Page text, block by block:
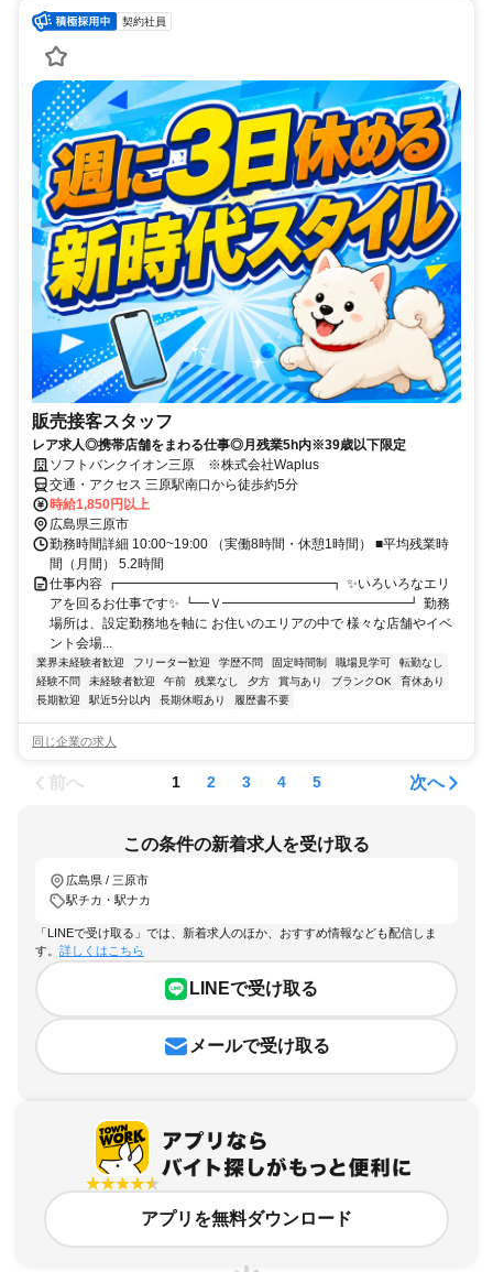
契約社員
販売接客スタッフ
レア求人◎携帯店舗をまわる仕事◎月残業5h内※39歳以下限定
ソフトバンクイオン三原 ※株式会社Waplus
交通・アクセス 三原駅南口から徒歩約5分
時給1,850円以上
広島県三原市
勤務時間詳細 10:00~19:00 （実働8時間・休憩1時間） ■平均残業時
間（月間） 5.2時間
仕事内容 ┏━━━━━━━━━━━━━━━━┓ ✨いろいろなエリ
アを回るお仕事です✨ ┗━Ｖ━━━━━━━━━━━━━━┛ 勤務
場所は、設定勤務地を軸に お住いのエリアの中で 様々な店舗やイベ
ント会場...
業界未経験者歓迎 フリーター歓迎 学歴不問 固定時間制 職場見学可
転勤なし
経験不問
未経験者歓迎 午前 残業なし 夕方 賞与あり ブランクOK
育休あり
長期歓迎
駅近5分以内 長期休暇あり 履歴書不要
同じ企業の求人
前へ 1 2 3 4 5 次へ
この条件の新着求人を受け取る
広島県 / 三原市
駅チカ・駅ナカ
「LINEで受け取る」では、新着求人のほか、おすすめ情報なども配信しま
す。 詳しくはこちら
LINEで受け取る
メールで受け取る
アプリを無料ダウンロード